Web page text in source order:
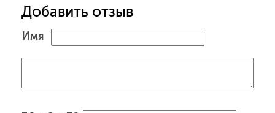
Добавить отзыв
Имя